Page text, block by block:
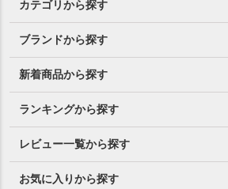
カテゴリから探す
ブランドから探す
新着商品から探す
ランキングから探す
レビュー一覧から探す
お気に入りから探す